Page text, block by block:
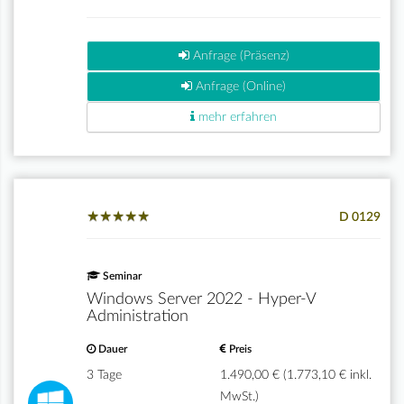
Anfrage (Präsenz)
Anfrage (Online)
mehr erfahren
★★★★★
★★★★★ D 0129
Seminar
Windows Server 2022 - Hyper-V
Administration
Dauer
3 Tage
Preis
1.490,00 € (1.773,10 € inkl.
MwSt.)